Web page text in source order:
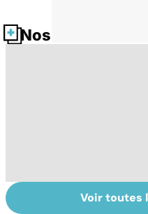
Nos fiches santé
Le café : uneVoir toutes